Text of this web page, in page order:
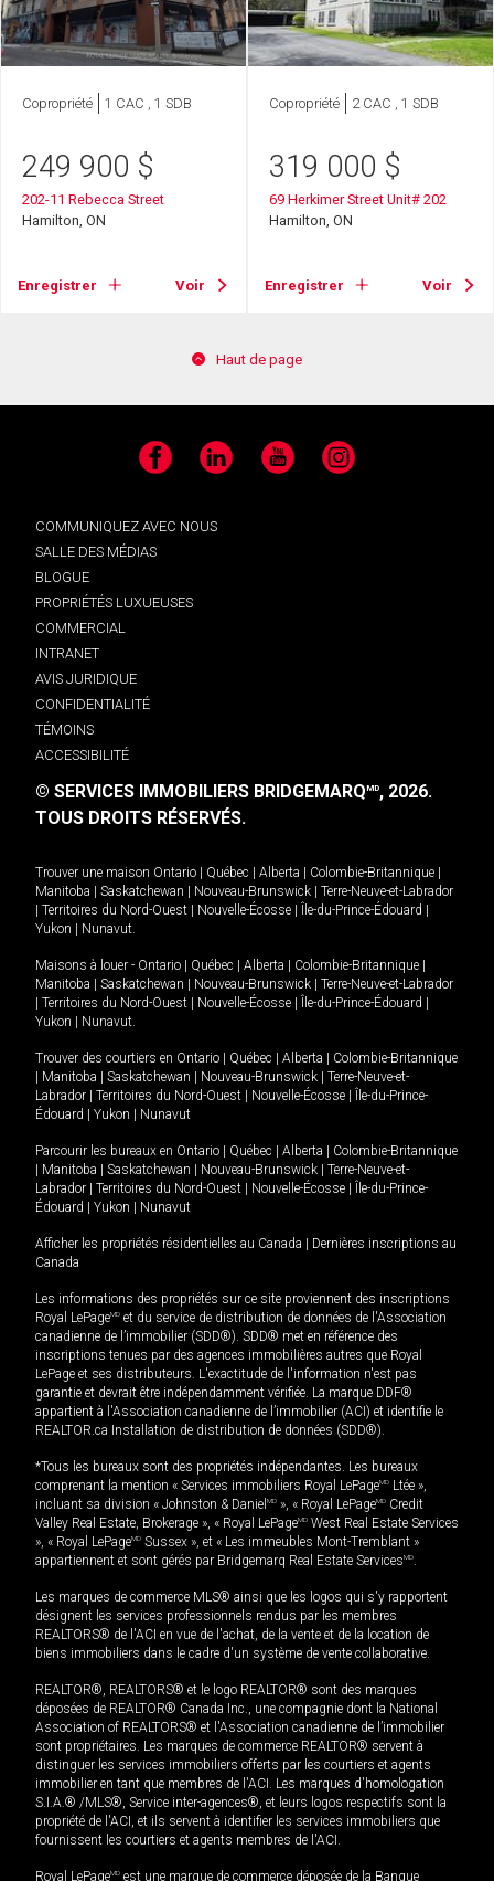
Copropriété 1 CAC , 1 SDB
249 900 $
202-11 Rebecca Street
Hamilton, ON
Enregistrer Voir
Copropriété 2 CAC , 1 SDB
319 000 $
69 Herkimer Street Unit# 202
Hamilton, ON
Enregistrer Voir
Haut de page
Facebook LinkedIn YouTube Instagram
COMMUNIQUEZ AVEC NOUS
SALLE DES MÉDIAS
BLOGUE
PROPRIÉTÉS LUXUEUSES
COMMERCIAL
INTRANET
AVIS JURIDIQUE
CONFIDENTIALITÉ
TÉMOINS
ACCESSIBILITÉ
© SERVICES IMMOBILIERS BRIDGEMARQMD, 2026.
TOUS DROITS RÉSERVÉS.
Trouver une maison Ontario Québec Alberta Colombie-Britannique
Manitoba
Saskatchewan Nouveau-Brunswick
Terre-Neuve-et-Labrador
Territoires du Nord-Ouest Nouvelle-Écosse Île-du-Prince-Édouard
Yukon
Nunavut.
Maisons à louer - Ontario Québec Alberta Colombie-Britannique
Manitoba
Saskatchewan Nouveau-Brunswick
Terre-Neuve-et-Labrador
Territoires du Nord-Ouest Nouvelle-Écosse Île-du-Prince-Édouard
Yukon
Nunavut.
Trouver des courtiers en Ontario Québec Alberta
Colombie-Britannique
Manitoba Saskatchewan Nouveau-Brunswick
Terre-Neuve-et-
Labrador
Territoires du Nord-Ouest Nouvelle-Écosse
Île-du-Prince-
Édouard
Yukon Nunavut
Parcourir les bureaux en Ontario Québec Alberta
Colombie-Britannique
Manitoba Saskatchewan Nouveau-Brunswick
Terre-Neuve-et-
Labrador
Territoires du Nord-Ouest Nouvelle-Écosse
Île-du-Prince-
Édouard
Yukon Nunavut
Afficher les propriétés résidentielles au Canada
Dernières inscriptions au
Canada
Les informations des propriétés sur ce site proviennent des inscriptions
Royal LePageMD et du service de distribution de données de l'Association
canadienne de l’immobilier (SDD®). SDD® met en référence des
inscriptions tenues par des agences immobilières autres que Royal
LePage et ses distributeurs. L'exactitude de l'information n'est pas
garantie et devrait être indépendamment vérifiée. La marque DDF®
appartient à l'Association canadienne de l’immobilier (ACI) et identifie le
REALTOR.ca Installation de distribution de données (SDD®).
*Tous les bureaux sont des propriétés indépendantes. Les bureaux
comprenant la mention « Services immobiliers Royal LePageMD Ltée »,
incluant sa division « Johnston & Daniel MD », « Royal LePageMD Credit
Valley Real Estate, Brokerage », « Royal LePageMD West Real Estate Services
», « Royal LePageMD Sussex », et « Les immeubles Mont-Tremblant »
appartiennent et sont gérés par Bridgemarq Real Estate ServicesMD.
Les marques de commerce MLS® ainsi que les logos qui s'y rapportent
désignent les services professionnels rendus par les membres
REALTORS® de l'ACI en vue de l'achat, de la vente et de la location de
biens immobiliers dans le cadre d'un système de vente collaborative.
REALTOR®, REALTORS® et le logo REALTOR® sont des marques
déposées de REALTOR® Canada Inc., une compagnie dont la National
Association of REALTORS® et l'Association canadienne de l’immobilier
sont propriétaires. Les marques de commerce REALTOR® servent à
distinguer les services immobiliers offerts par les courtiers et agents
immobilier en tant que membres de l'ACI. Les marques d'homologation
S.I.A.® /MLS®, Service inter-agences®, et leurs logos respectifs sont la
propriété de l'ACI, et ils servent à identifier les services immobiliers que
fournissent les courtiers et agents membres de l'ACI.
Royal LePageMD est une marque de commerce déposée de la Banque